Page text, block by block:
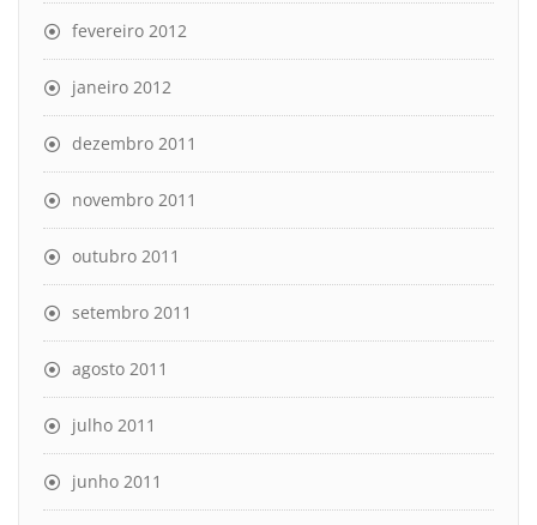
fevereiro 2012
janeiro 2012
dezembro 2011
novembro 2011
outubro 2011
setembro 2011
agosto 2011
julho 2011
junho 2011